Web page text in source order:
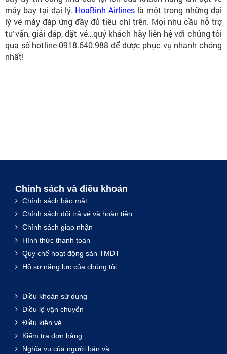
máy bay tại đại lý. HoaBinh Airlines là một trong những đại
lý vé máy đáp ứng đầy đủ tiêu chí trên. Mọi nhu cầu hỗ trợ
tư vấn, giải đáp, đặt vé…quý khách hãy liên hệ với chúng tôi
qua số hotline-0918.640.988 để được phục vụ nhanh chóng
nhất!
Chính sách và điều khoản
Chính sách bảo mật
Chính sách đổi trả vé và hoàn tiền
Chính sách giao nhận
Hình thức thanh toán
Quy chế hoạt động sàn TMĐT
Hồ sơ năng lực của chúng tôi
Điều khoản sử dụng
Điều lệ vận chuyển
Điều kiện vé
Kiểm tra đơn hàng
Nghĩa vụ của người bán và